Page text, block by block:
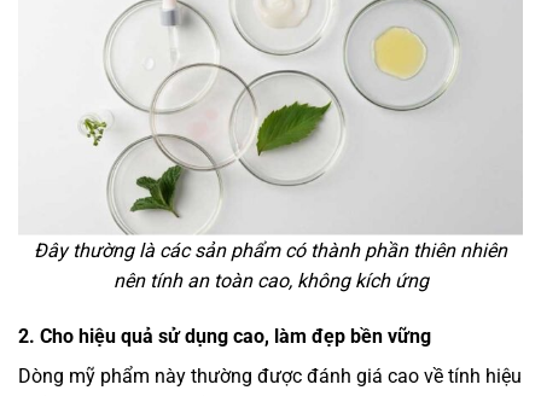
Đây thường là các sản phẩm có thành phần thiên nhiên
nên tính an toàn cao, không kích ứng
2. Cho hiệu quả sử dụng cao, làm đẹp bền vững
Dòng mỹ phẩm này thường được đánh giá cao về tính hiệu